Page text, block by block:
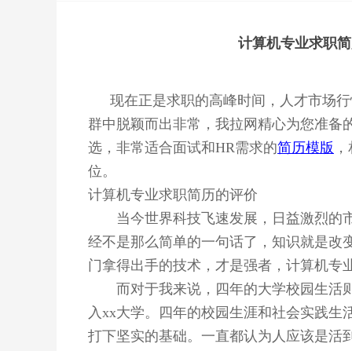
计算机专业求职
现在正是求职的高峰时间，人才市场
群中脱颖而出非常，我拉网精心为您准备
选，非常适合面试和HR需求的简历模版
位。
计算机专业求职简历的评价
当今世界科技飞速发展，日益激烈的
经不是那么简单的一句话了，知识就是改
门拿得出手的技术，才是强者，计算机专
而对于我来说，四年的大学校园生活
入xx大学。四年的校园生涯和社会实践
打下坚实的基础。一直都认为人应该是活